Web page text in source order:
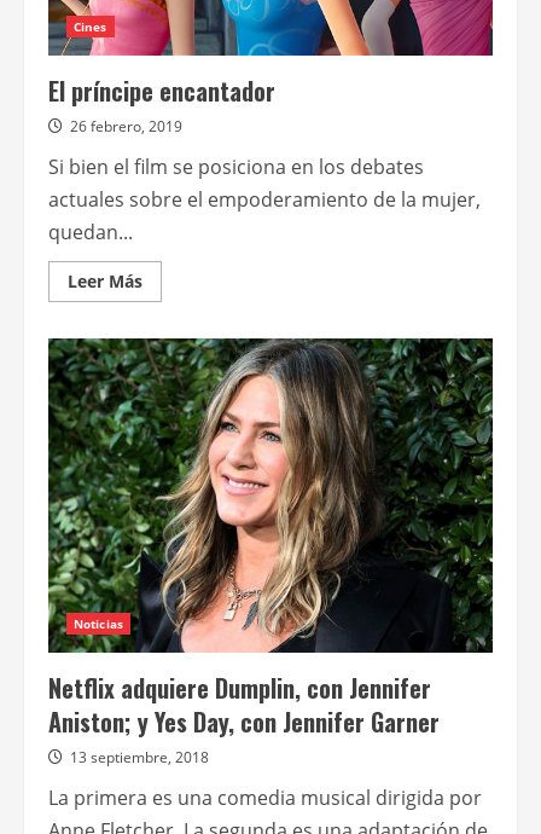
Cines
El príncipe encantador
26 febrero, 2019
Si bien el film se posiciona en los debates
actuales sobre el empoderamiento de la mujer,
quedan...
Leer MásLeer
más
El
príncipe
encantador
Noticias
Netflix adquiere Dumplin, con Jennifer
Aniston; y Yes Day, con Jennifer Garner
13 septiembre, 2018
La primera es una comedia musical dirigida por